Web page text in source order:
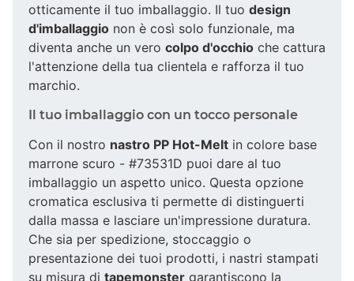
otticamente il tuo imballaggio. Il tuo design
d'imballaggio non è così solo funzionale, ma
diventa anche un vero colpo d'occhio che cattura
l'attenzione della tua clientela e rafforza il tuo
marchio.
Il tuo imballaggio con un tocco personale
Con il nostro nastro PP Hot-Melt in colore base
marrone scuro - #73531D puoi dare al tuo
imballaggio un aspetto unico. Questa opzione
cromatica esclusiva ti permette di distinguerti
dalla massa e lasciare un'impressione duratura.
Che sia per spedizione, stoccaggio o
presentazione dei tuoi prodotti, i nastri stampati
su misura di tapemonster garantiscono la